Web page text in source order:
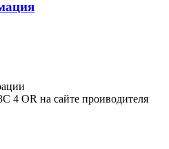
4 OR на сайте проиводителя